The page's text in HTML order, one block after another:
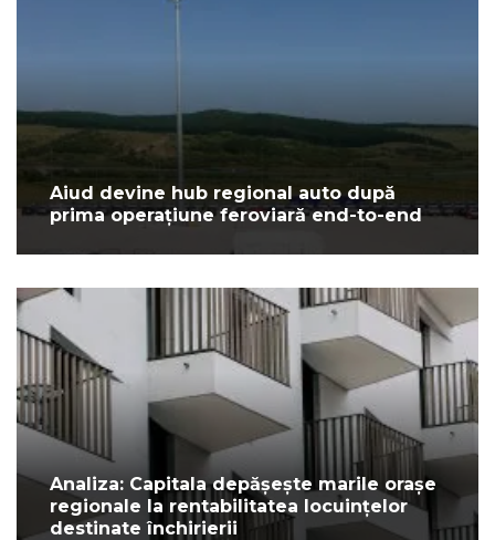
Aiud devine hub regional auto după
prima operațiune feroviară end-to-end
Analiza: Capitala depășește marile orașe
regionale la rentabilitatea locuințelor
destinate închirierii